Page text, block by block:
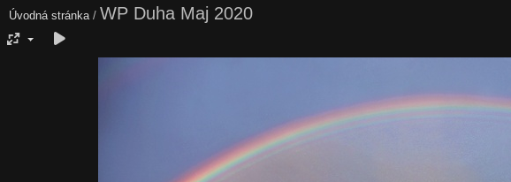
Úvodná stránka/ WP Duha Maj 2020